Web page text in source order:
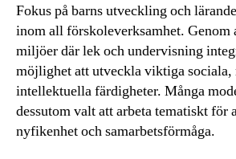
Fokus på barns utveckling och
inom all förskoleverksamhet. Genom
miljöer där lek och undervisning
möjlighet att utveckla viktiga sociala,
intellektuella färdigheter. Många
dessutom valt att arbeta tematiskt för
nyfikenhet och samarbetsförmåga.